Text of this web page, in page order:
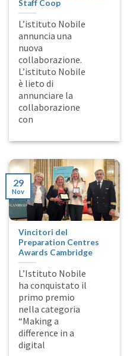
Staff Coop
L’istituto Nobile
annuncia una
nuova
collaborazione.
L’istituto Nobile
è lieto di
annunciare la
collaborazione
con
Vincitori del
Preparation Centres
Awards Cambridge
L’Istituto Nobile
ha conquistato il
primo premio
nella categoria
“Making a
difference in a
digital
29
Nov